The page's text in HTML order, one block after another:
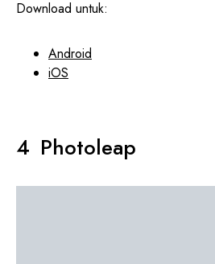
Download untuk:
Android
iOS
Photoleap